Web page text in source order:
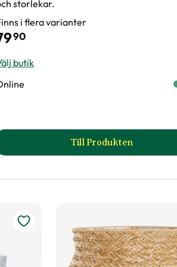
storlekar.
i flera varianter
90
butik
Till Produkten
till Kruka Athena